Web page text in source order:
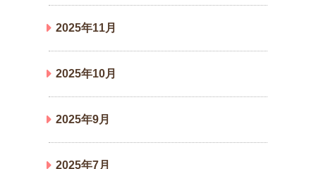
2025年11月
2025年10月
2025年9月
2025年7月